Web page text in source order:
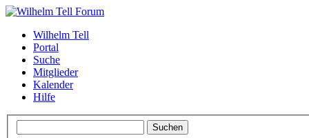
Wilhelm Tell
Portal
Suche
Mitglieder
Kalender
Hilfe